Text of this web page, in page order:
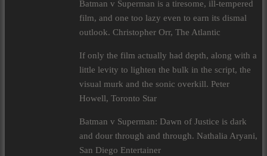
Batman v Superman is a tiresome, ill-tempered
film, and one too lazy even to earn its dismal
outlook. Christopher Orr, The Atlantic
If only the film actually had depth, along with a
little levity to lighten the bulk in the script, the
visual murk and the sonic overkill. Peter
Howell, Toronto Star
Batman v Superman: Dawn of Justice is dark
and dour through and through. Nathalia Aryani,
San Diego Entertainer